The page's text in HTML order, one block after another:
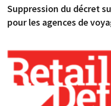
Suppression du décret
pour les agences de